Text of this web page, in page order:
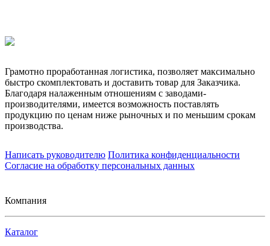
Грамотно проработанная логистика, позволяет максимально
быстро скомплектовать и доставить товар для Заказчика.
Благодаря налаженным отношениям с заводами-
производителями, имеется возможность поставлять
продукцию по ценам ниже рыночных и по меньшим срокам
производства.
Написать руководителю Политика конфиденциальности
Согласие на обработку персональных данных
Компания
Каталог